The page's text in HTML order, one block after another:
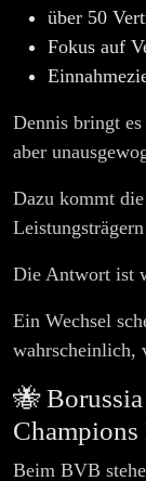
über 50
Fokus auf
Dennis bringt
aber
Dazu kommt
Die Antwort ist
Ein Wechsel
wahrscheinlich,
🐝
Champions
Beim BVB